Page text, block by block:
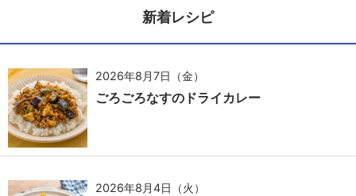
新着レシピ
2026年8月7日（金）
ごろごろなすのドライカレー
2026年8月4日（火）